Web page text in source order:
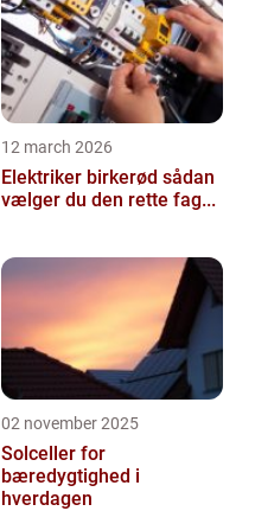
12 march 2026
Elektriker birkerød sådan
vælger du den rette fag...
02 november 2025
Solceller for
bæredygtighed i
hverdagen